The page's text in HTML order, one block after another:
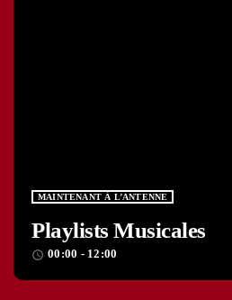
MAINTENANT À L’ANTENNE
Playlists Musicales
access_time 00:00 - 12:00